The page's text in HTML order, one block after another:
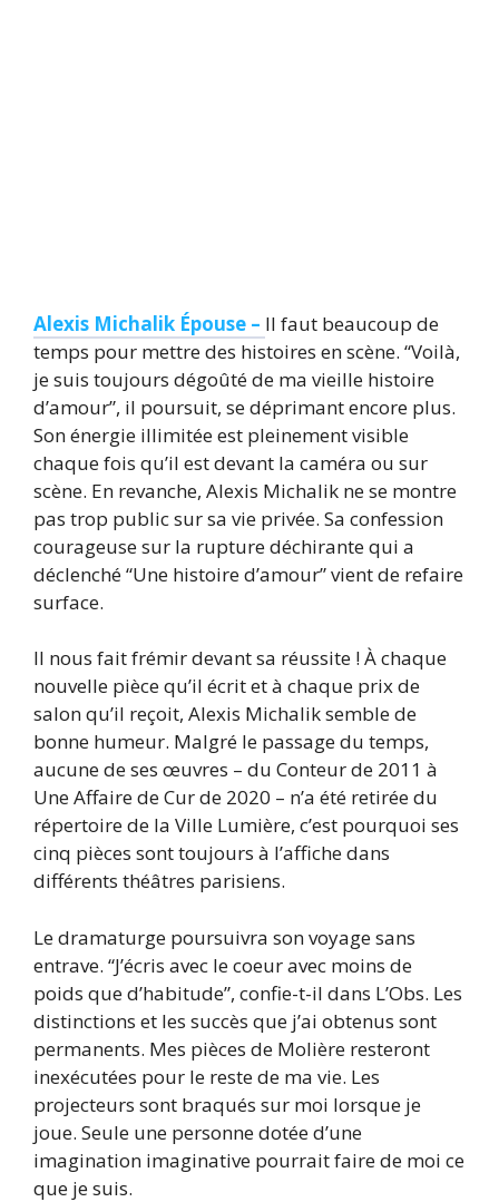
Alexis Michalik Épouse – Il faut beaucoup de
temps pour mettre des histoires en scène. “Voilà,
je suis toujours dégoûté de ma vieille histoire
d’amour”, il poursuit, se déprimant encore plus.
Son énergie illimitée est pleinement visible
chaque fois qu’il est devant la caméra ou sur
scène. En revanche, Alexis Michalik ne se montre
pas trop public sur sa vie privée. Sa confession
courageuse sur la rupture déchirante qui a
déclenché “Une histoire d’amour” vient de refaire
surface.
Il nous fait frémir devant sa réussite ! À chaque
nouvelle pièce qu’il écrit et à chaque prix de
salon qu’il reçoit, Alexis Michalik semble de
bonne humeur. Malgré le passage du temps,
aucune de ses œuvres – du Conteur de 2011 à
Une Affaire de Cur de 2020 – n’a été retirée du
répertoire de la Ville Lumière, c’est pourquoi ses
cinq pièces sont toujours à l’affiche dans
différents théâtres parisiens.
Le dramaturge poursuivra son voyage sans
entrave. “J’écris avec le coeur avec moins de
poids que d’habitude”, confie-t-il dans L’Obs. Les
distinctions et les succès que j’ai obtenus sont
permanents. Mes pièces de Molière resteront
inexécutées pour le reste de ma vie. Les
projecteurs sont braqués sur moi lorsque je
joue. Seule une personne dotée d’une
imagination imaginative pourrait faire de moi ce
que je suis.